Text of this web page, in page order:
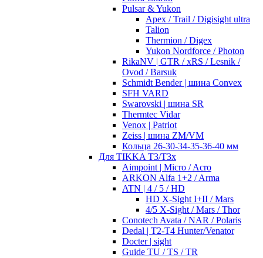
Pulsar & Yukon
Apex / Trail / Digisight ultra
Talion
Thermion / Digex
Yukon Nordforce / Photon
RikaNV | GTR / xRS / Lesnik /
Ovod / Barsuk
Schmidt Bender | шина Convex
SFH VARD
Swarovski | шина SR
Thermtec Vidar
Venox | Patriot
Zeiss | шина ZM/VM
Кольца 26-30-34-35-36-40 мм
Для TIKKA T3/T3x
Aimpoint | Micro / Acro
ARKON Alfa 1+2 / Arma
ATN | 4 / 5 / HD
HD X-Sight I+II / Mars
4/5 X-Sight / Mars / Thor
Conotech Avata / NAR / Polaris
Dedal | T2-T4 Hunter/Venator
Docter | sight
Guide TU / TS / TR